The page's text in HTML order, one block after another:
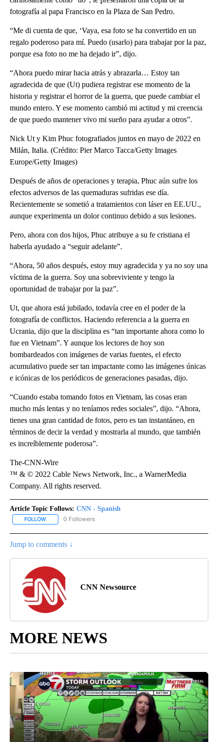
fotografía al papa Francisco en la Plaza de San Pedro.
“Me di cuenta de que, ‘Vaya, esa foto se ha convertido en un
regalo poderoso para mí. Puedo (usarlo) para trabajar por la paz,
porque esa foto no me ha dejado ir”, dijo.
“Ahora puedo mirar hacia atrás y abrazarla… Estoy tan
agradecida de que (Ut) pudiera registrar ese momento de la
historia y registrar el horror de la guerra, que puede cambiar el
mundo entero. Y ese momento cambió mi actitud y mi creencia
de que puedo mantener vivo mi sueño para ayudar a otros”.
Nick Ut y Kim Phuc fotografiados juntos en mayo de 2022 en
Milán, Italia. (Crédito: Pier Marco Tacca/Getty Images
Europe/Getty Images)
Después de años de operaciones y terapia, Phuc aún sufre los
efectos adversos de las quemaduras sufridas ese día.
Recientemente se sometió a tratamientos con láser en EE.UU.,
aunque experimenta un dolor continuo debido a sus lesiones.
Pero, ahora con dos hijos, Phuc atribuye a su fe cristiana el
haberla ayudado a “seguir adelante”.
“Ahora, 50 años después, estoy muy agradecida y ya no soy una
víctima de la guerra. Soy una sobreviviente y tengo la
oportunidad de trabajar por la paz”.
Ut, que ahora está jubilado, todavía cree en el poder de la
fotografía de conflictos. Haciendo referencia a la guerra en
Ucrania, dijo que la disciplina es “tan importante ahora como lo
fue en Vietnam”. Y aunque los lectores de hoy son
bombardeados con imágenes de varias fuentes, el efecto
acumulativo puede ser tan impactante como las imágenes únicas
e icónicas de los periódicos de generaciones pasadas, dijo.
“Cuando estaba tomando fotos en Vietnam, las cosas eran
mucho más lentas y no teníamos redes sociales”, dijo. “Ahora,
tienes una gran cantidad de fotos, pero es tan instantáneo, en
términos de decir la verdad y mostrarla al mundo, que también
es increíblemente poderosa”.
The-CNN-Wire
™ & © 2022 Cable News Network, Inc., a WarnerMedia
Company. All rights reserved.
Article Topic Follows: CNN - Spanish
FOLLOW FOLLOW "CNN - SPANISH" TO RECEIVE NOTIFICATIONS ABOUT
0 Followers
Jump to comments ↓
CNN Newsource
MORE NEWS